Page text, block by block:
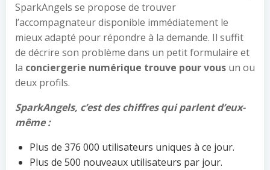
SparkAngels se propose de trouver
l’accompagnateur disponible immédiatement le
mieux adapté pour répondre à la demande. Il suffit
de décrire son problème dans un petit formulaire et
la conciergerie numérique trouve pour vous un ou
deux profils.
SparkAngels, c’est des chiffres qui parlent d’eux-
même :
Plus de 376 000 utilisateurs uniques à ce jour.
Plus de 500 nouveaux utilisateurs par jour.